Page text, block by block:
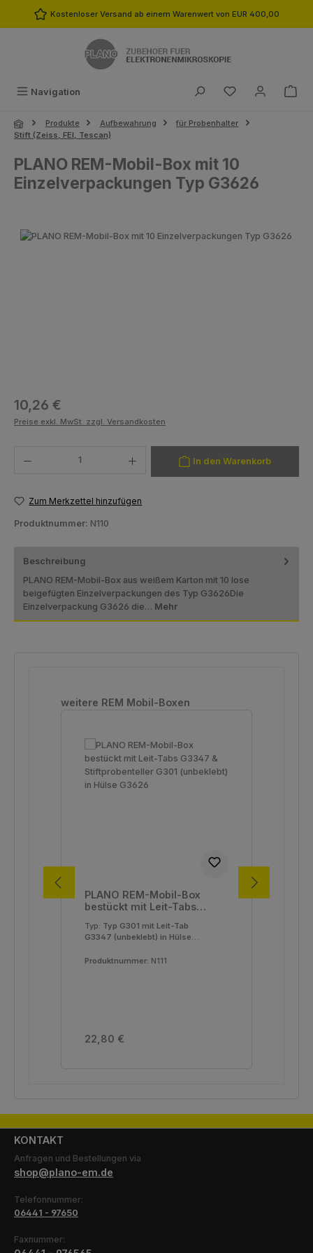
Zum Hauptinhalt springen
Kostenloser Versand ab einem Warenwert von EUR 400,00
Navigation Du hast 0
Produkte Aufbewahrung
für Probenhalter
Stift (Zeiss, FEI, Tescan)
PLANO REM-Mobil-Box mit 10
Einzelverpackungen Typ G3626
Bildergalerie überspringen
Regulärer Preis:
10,26 €
Preise exkl. MwSt. zzgl. Versandkosten
In den Warenkorb
Zum Merkzettel hinzufügen
Produktnummer: N110
Beschreibung
PLANO REM-Mobil-Box aus weißem Karton mit 10 lose
beigefügten Einzelverpackungen des Typ G3626Die
Einzelverpackung G3626 die… Mehr
Produktgalerie überspringen
weitere REM Mobil-Boxen
PLANO REM-Mobil-Box
bestückt mit Leit-Tabs
G301 (unbeklebt) in Hülse
G3626
Typ: Typ G301 mit Leit-Tab
G3347 (unbeklebt) in Hülse
Produktnummer: N111
Regulärer Preis:
22,80 €
KONTAKT
Anfragen und Bestellungen via
shop@plano-em.de
Telefonnummer:
06441 - 97650
Faxnummer: